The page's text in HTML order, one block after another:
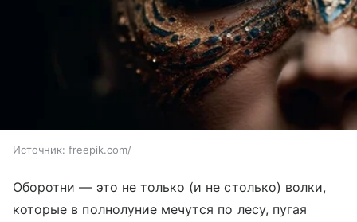
Источник: freepik.com/
Оборотни — это не только (и не столько) волки,
которые в полнолуние мечутся по лесу, пугая